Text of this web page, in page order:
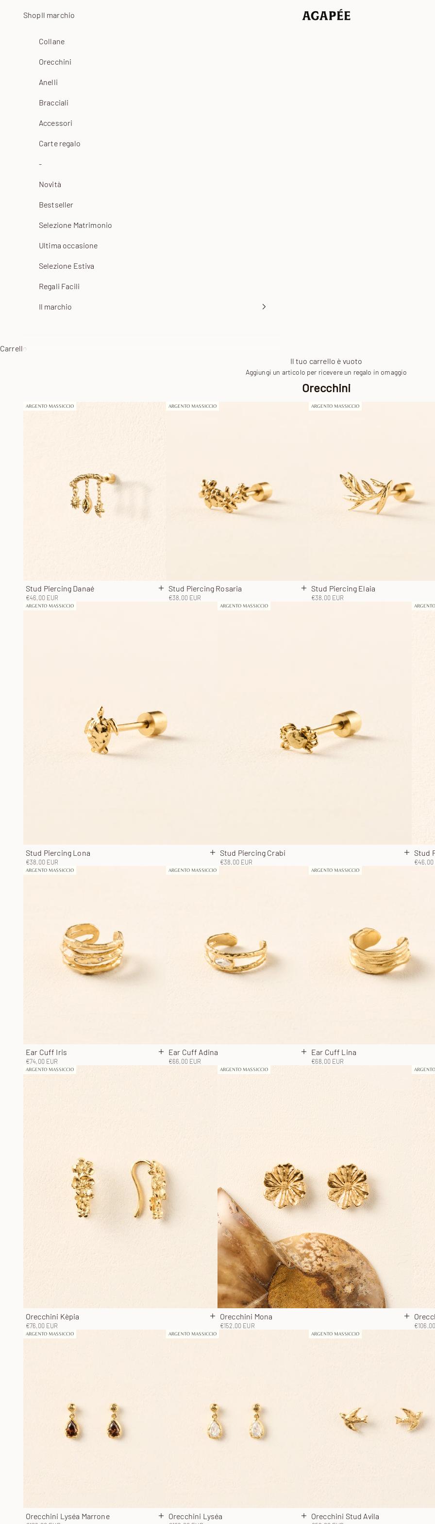
Agapée
ShopIl marchio
Collane
Orecchini
Anelli
Bracciali
Accessori
Carte regalo
-
Novità
Bestseller
Selezione Matrimonio
Ultima occasione
Selezione Estiva
Regali Facili
Il marchio
Carrello
Il tuo carrello è vuoto
Aggiungi un articolo per ricevere un regalo in omaggio
Orecchini
ARGENTO MASSICCIO
Stud Piercing Danaé
Prezzo scontato
€46,00 EUR Aggiungi al carrello
ARGENTO MASSICCIO
Stud Piercing Rosaria
Prezzo scontato
€38,00 EUR Aggiungi al carrello
ARGENTO MASSICCIO
Stud Piercing Elaia
Prezzo scontato
€38,00 EUR
ARGENTO MASSICCIO
Stud Piercing Lona
Prezzo scontato
€38,00 EUR Aggiungi al carrello
ARGENTO MASSICCIO
Stud Piercing Crabi
Prezzo scontato
€38,00 EUR
Stud
Prezzo
€46,00
ARGENTO MASSICCIO
Ear Cuff Iris
Prezzo scontato
€74,00 EUR Aggiungi al carrello
ARGENTO MASSICCIO
Ear Cuff Adina
Prezzo scontato
€66,00 EUR Aggiungi al carrello
ARGENTO MASSICCIO
Ear Cuff Lina
Prezzo scontato
€68,00 EUR
ARGENTO MASSICCIO
Orecchini Kèpia
Prezzo scontato
€76,00 EUR Aggiungi al carrello
ARGENTO MASSICCIO
Orecchini Mona
Prezzo scontato
€152,00 EUR Prezzo
ARGENTO MASSICCIO
Orecchini Lyséa Marrone
Aggiungi al carrello
ARGENTO MASSICCIO
Orecchini Lyséa
Aggiungi al carrello
ARGENTO MASSICCIO
Orecchini Stud Avila